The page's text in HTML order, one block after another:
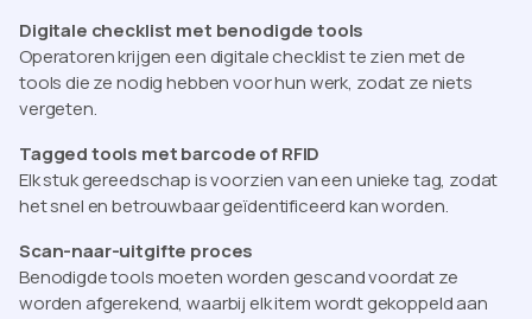
Digitale checklist met benodigde tools
Operatoren krijgen een digitale checklist te zien met de
tools die ze nodig hebben voor hun werk, zodat ze niets
vergeten.
Tagged tools met barcode of RFID
Elk stuk gereedschap is voorzien van een unieke tag, zodat
het snel en betrouwbaar geïdentificeerd kan worden.
Scan-naar-uitgifte proces
Benodigde tools moeten worden gescand voordat ze
worden afgerekend, waarbij elk item wordt gekoppeld aan